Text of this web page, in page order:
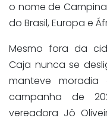
o nome de
do Brasil, Europa e
Mesmo fora da
Caja nunca se
manteve
campanha de
vereadora Jô